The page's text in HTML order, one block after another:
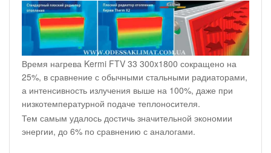
Время нагрева Kermi FTV 33 300x1800 сокращено на
25%, в сравнение с обычными стальными радиаторами,
а интенсивность излучения выше на 100%, даже при
низкотемпературной подаче теплоносителя.
Тем самым удалось достичь значительной экономии
энергии, до 6% по сравнению с аналогами.